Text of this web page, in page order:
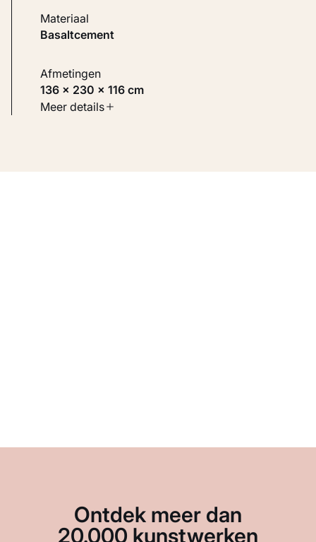
Materiaal
Basaltcement
Afmetingen
136 × 230 × 116 cm
Soort werk
Meer details
Ontdek meer dan
20.000 kunstwerken